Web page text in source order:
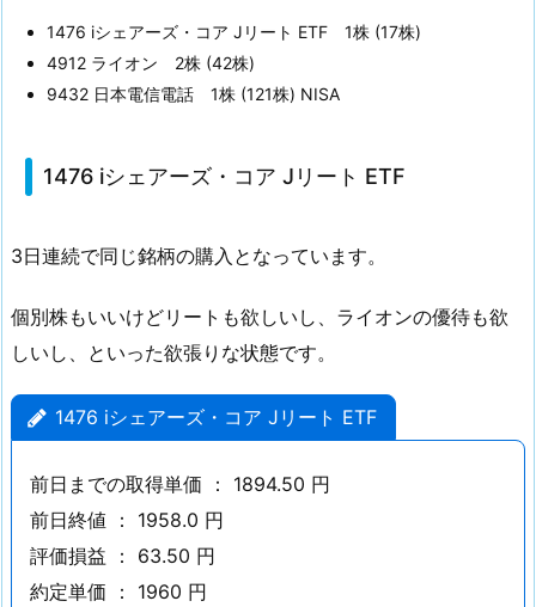
4
i
ェ
ア
ー
ズ・
ア
J
リ
1476 iシェアーズ・コア Jリート ETF 1株 (17株)
4912 ライオン 2株 (42株)
9432 日本電信電話 1株 (121株) NISA
1476 iシェアーズ・コア Jリート ETF
3日連続で同じ銘柄の購入となっています。
個別株もいいけどリートも欲しいし、ライオンの優待も欲
しいし、といった欲張りな状態です。
1476 iシェアーズ・コア Jリート ETF
前日までの取得単価 ： 1894.50 円
前日終値 ： 1958.0 円
評価損益 ： 63.50 円
約定単価 ： 1960 円